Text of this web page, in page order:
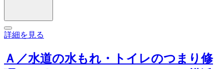
詳細を見る
Ａ／水道の水もれ・トイレのつまり修